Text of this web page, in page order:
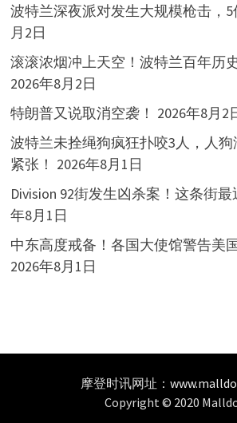
波特兰深夜派对发生大规模枪击，5
月2日
滚滚浓烟冲上天空！波特兰百年历
2026年8月2日
特朗普又说取消空袭！ 2026年8月2
波特兰未拴绳狗疯狂扑咬3人，人
紧张！ 2026年8月1日
Division 92街发生凶杀案！这条街
年8月1日
中东高度戒备！各国大使馆警告美
2026年8月1日
摩登时讯网址：
Copyright © 2020